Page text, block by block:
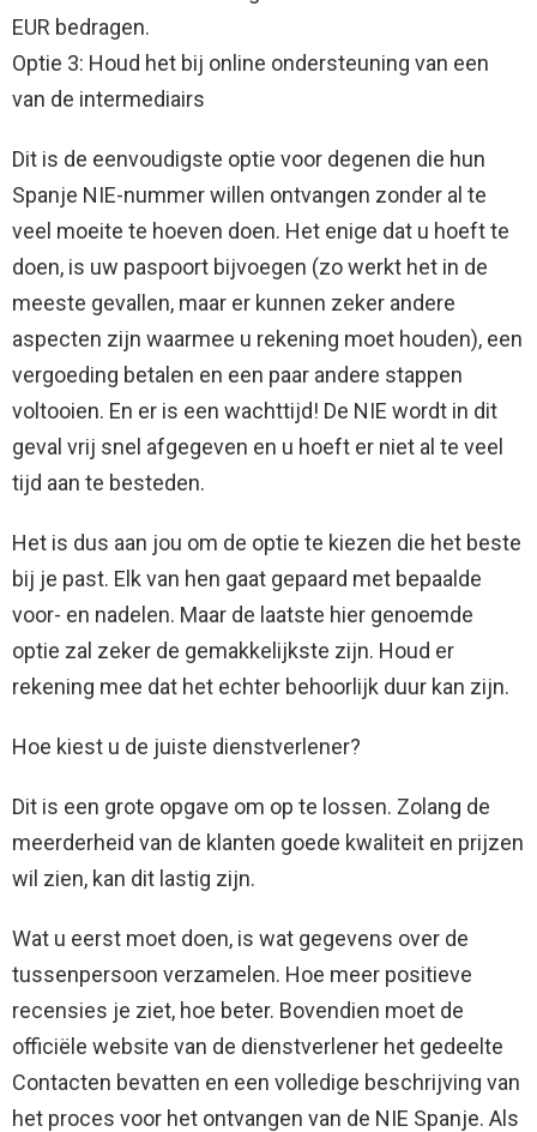
EUR bedragen.
Optie 3: Houd het bij online ondersteuning van een
van de intermediairs
Dit is de eenvoudigste optie voor degenen die hun
Spanje NIE-nummer willen ontvangen zonder al te
veel moeite te hoeven doen. Het enige dat u hoeft te
doen, is uw paspoort bijvoegen (zo werkt het in de
meeste gevallen, maar er kunnen zeker andere
aspecten zijn waarmee u rekening moet houden), een
vergoeding betalen en een paar andere stappen
voltooien. En er is een wachttijd! De NIE wordt in dit
geval vrij snel afgegeven en u hoeft er niet al te veel
tijd aan te besteden.
Het is dus aan jou om de optie te kiezen die het beste
bij je past. Elk van hen gaat gepaard met bepaalde
voor- en nadelen. Maar de laatste hier genoemde
optie zal zeker de gemakkelijkste zijn. Houd er
rekening mee dat het echter behoorlijk duur kan zijn.
Hoe kiest u de juiste dienstverlener?
Dit is een grote opgave om op te lossen. Zolang de
meerderheid van de klanten goede kwaliteit en prijzen
wil zien, kan dit lastig zijn.
Wat u eerst moet doen, is wat gegevens over de
tussenpersoon verzamelen. Hoe meer positieve
recensies je ziet, hoe beter. Bovendien moet de
officiële website van de dienstverlener het gedeelte
Contacten bevatten en een volledige beschrijving van
het proces voor het ontvangen van de NIE Spanje. Als